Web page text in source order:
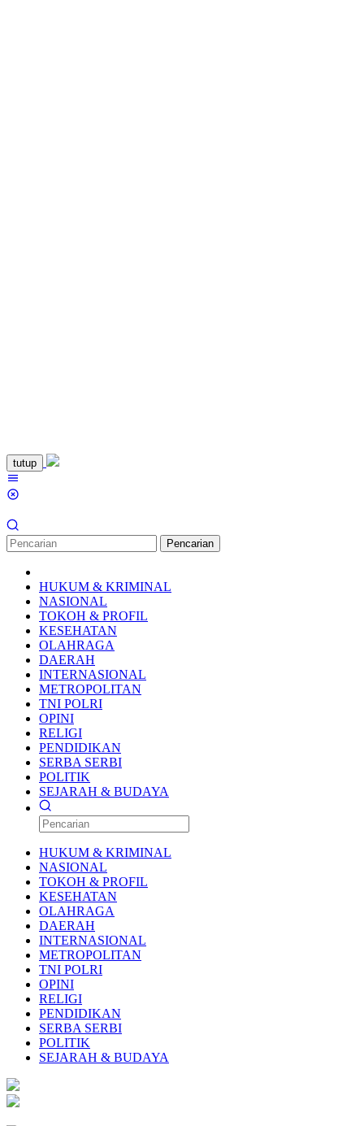
Loncat
ke
konten
tutup
Pencarian
HUKUM & KRIMINAL
NASIONAL
TOKOH & PROFIL
KESEHATAN
OLAHRAGA
DAERAH
INTERNASIONAL
METROPOLITAN
TNI POLRI
OPINI
RELIGI
PENDIDIKAN
SERBA SERBI
POLITIK
SEJARAH & BUDAYA
HUKUM & KRIMINAL
NASIONAL
TOKOH & PROFIL
KESEHATAN
OLAHRAGA
DAERAH
INTERNASIONAL
METROPOLITAN
TNI POLRI
OPINI
RELIGI
PENDIDIKAN
SERBA SERBI
POLITIK
SEJARAH & BUDAYA